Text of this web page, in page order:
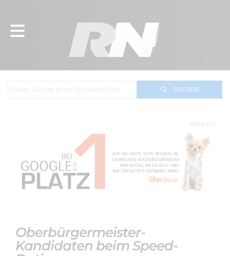
SUCHEN
WERBUNG
Oberbürgermeister-
Kandidaten beim Speed-